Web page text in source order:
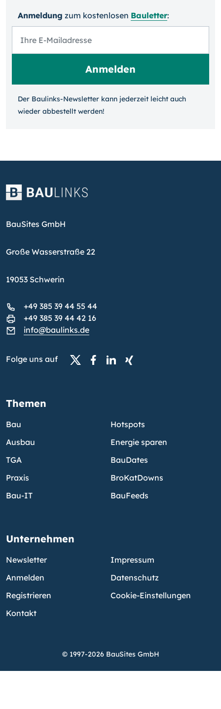
Anmeldung zum kosten­losen Bauletter:
Der Baulinks-Newsletter kann jeder­zeit leicht auch
wieder ab­bestellt werden!
BauSites GmbH
Große Wasserstraße 22
19053 Schwerin
+49 385 39 44 55 44
+49 385 39 44 42 16
info@baulinks.de
Folge uns auf
Themen
Bau
Ausbau
TGA
Praxis
Bau-IT
Hotspots
Energie sparen
BauDates
BroKatDowns
BauFeeds
Unternehmen
Newsletter
Anmelden
Registrieren
Kontakt
Impressum
Datenschutz
Cookie-Einstellungen
© 1997-2026 BauSites GmbH